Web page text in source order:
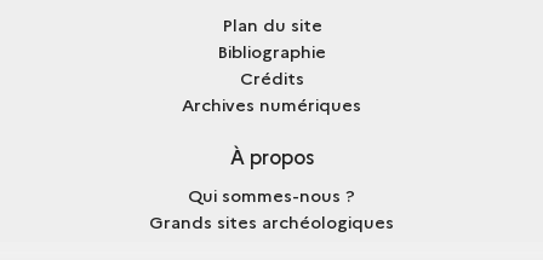
Plan du site
Bibliographie
Crédits
Archives numériques
À propos
Qui sommes-nous ?
Grands sites archéologiques